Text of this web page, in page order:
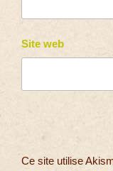
Site web
Ce site utilise